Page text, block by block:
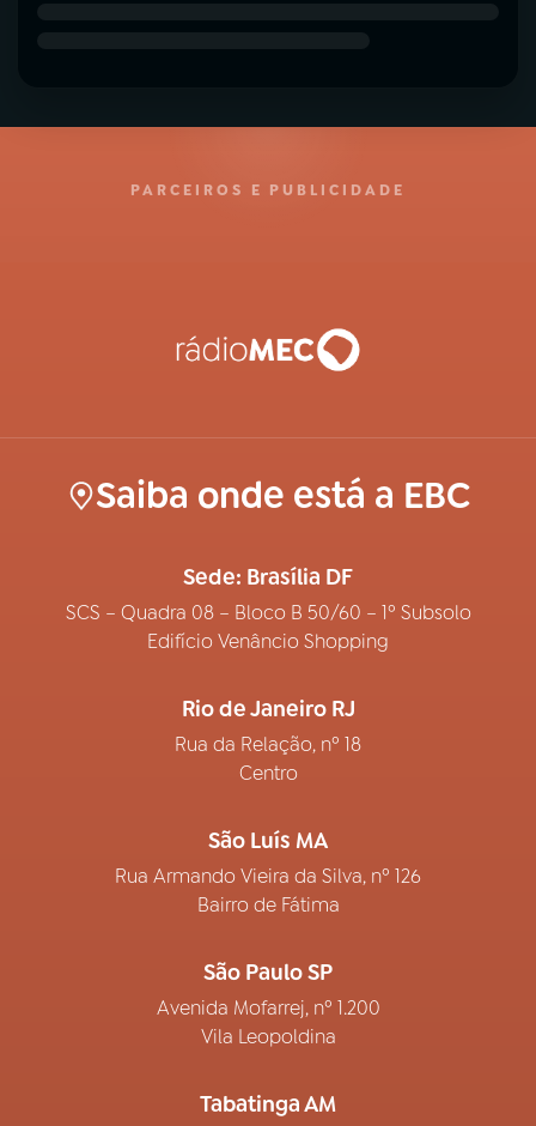
PARCEIROS E PUBLICIDADE
Saiba onde está a EBC
Sede: Brasília DF
SCS – Quadra 08 – Bloco B 50/60 – 1º Subsolo
Edifício Venâncio Shopping
Rio de Janeiro RJ
Rua da Relação, nº 18
Centro
São Luís MA
Rua Armando Vieira da Silva, nº 126
Bairro de Fátima
São Paulo SP
Avenida Mofarrej, nº 1.200
Vila Leopoldina
Tabatinga AM